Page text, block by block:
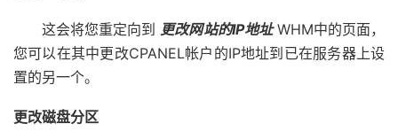
这会将您重定向到 更改网站的IP地址WHM中的页面，
您可以在其中更改CPANEL帐户的IP地址到已在服务器上设
置的另一个。
更改磁盘分区